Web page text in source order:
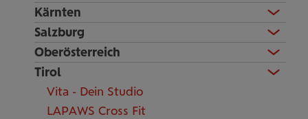
Kärnten
Salzburg
Oberösterreich
Tirol
Vita - Dein Studio
LAPAWS Cross Fit